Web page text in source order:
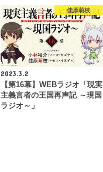
佳原萌枝
2023.3.2
【第16幕】WEBラジオ「現実
主義言者の王国再声記 ～現国
ラジオ～」